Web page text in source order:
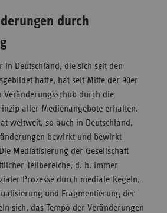
durch
in Deutschland, die sich seit den
hatte, hat seit Mitte der 90er
Veränderungsschub durch die
aller Medienangebote erhalten.
weltweit, so auch in Deutschland,
bewirkt und bewirkt
Mediatisierung der Gesellschaft
Teilbereiche, d. h. immer
Prozesse durch mediale Regeln,
und Fragmentierung der
sich, das Tempo der Veränderungen